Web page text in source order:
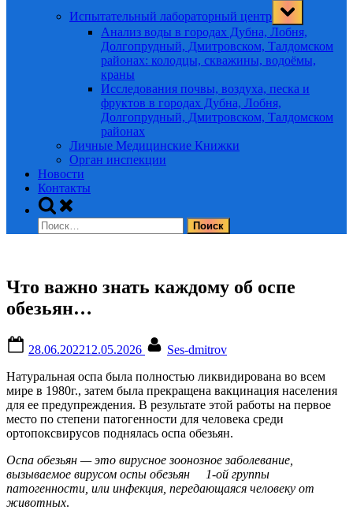
Испытательный лабораторный центр
Toggle
sub-
menu
Анализ воды в городах Дубна, Лобня,
Долгопрудный, Дмитровском, Талдомском
районах: колодцы, скважины, водоёмы,
краны
Исследования почвы, воздуха, песка и
фруктов в городах Дубна, Лобня,
Долгопрудный, Дмитровском, Талдомском
районах
Личные Медицинские Книжки
Орган инспекции
Новости
Контакты
Toggle
search
form
Найти:
Что важно знать каждому об оспе
обезьян…
on
28.06.202212.05.2026
Ses-dmitrov
Натуральная оспа была полностью ликвидирована во всем
мире в 1980г., затем была прекращена вакцинация населения
для ее предупреждения. В результате этой работы на первое
место по степени патогенности для человека среди
ортопоксвирусов поднялась оспа обезьян.
Оспа обезьян — это вирусное зоонозное заболевание,
вызываемое вирусом оспы обезьян 1-ой группы
патогенности, или инфекция, передающаяся человеку от
животных.